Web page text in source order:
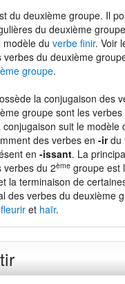
du deuxième groupe. Il
du deuxième
du verbe finir. Voir
verbes du deuxième
groupe.
la conjugaison des
groupe sont les
suit le modèle
des verbes en -irdu
en -issant. La
verbes du 2èmegroupe est
la terminaison de
des verbes du deuxième
fleuriret haïr.